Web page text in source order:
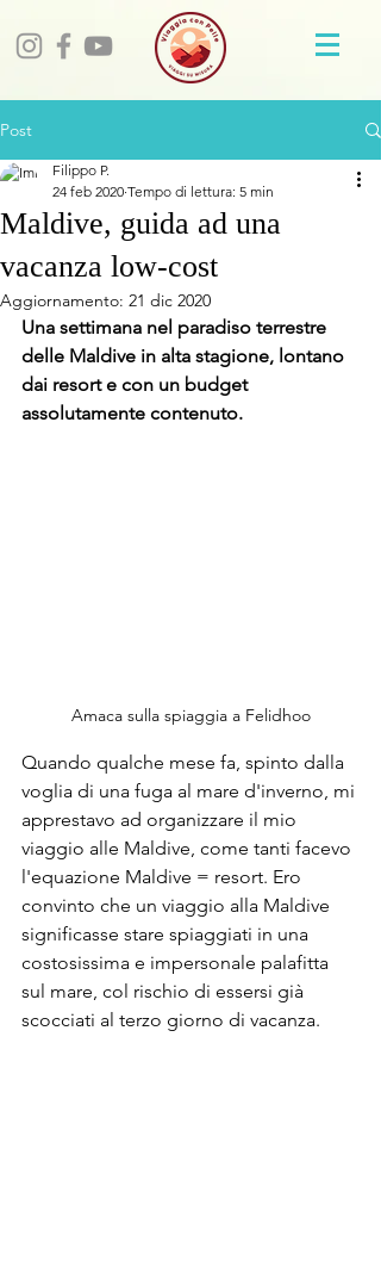
Post
Maldive, guida ad una
vacanza low-cost
Filippo P.
24 feb 2020 Tempo di lettura: 5 min
Aggiornamento: 21 dic 2020
Una settimana nel paradiso terrestre
delle Maldive in alta stagione, lontano
dai resort e con un budget
assolutamente contenuto.
Amaca sulla spiaggia a Felidhoo
Quando qualche mese fa, spinto dalla
voglia di una fuga al mare d'inverno, mi
apprestavo ad organizzare il mio
viaggio alle Maldive, come tanti facevo
l'equazione Maldive = resort. Ero
convinto che un viaggio alla Maldive
significasse stare spiaggiati in una
costosissima e impersonale palafitta
sul mare, col rischio di essersi già
scocciati al terzo giorno di vacanza.